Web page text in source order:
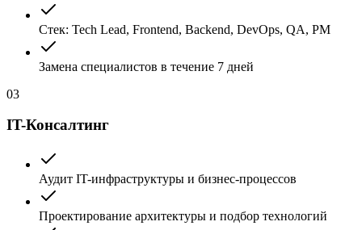
Стек: Tech Lead, Frontend, Backend, DevOps, QA, PM
Замена специалистов в течение 7 дней
03
IT-Консалтинг
Аудит IT-инфраструктуры и бизнес-процессов
Проектирование архитектуры и подбор технологий